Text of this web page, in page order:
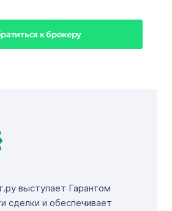
к брокеру
выступает Гарантом
сделки и обеспечивает